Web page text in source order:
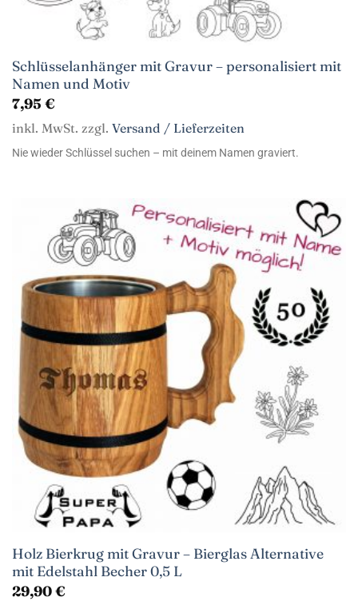
Schlüsselanhänger mit Gravur – personalisiert mit
Namen und Motiv
7,95 €
inkl. MwSt. zzgl. Versand / Lieferzeiten
Nie wieder Schlüssel suchen – mit deinem Namen graviert.
Holz Bierkrug mit Gravur – Bierglas Alternative
mit Edelstahl Becher 0,5 L
29,90€